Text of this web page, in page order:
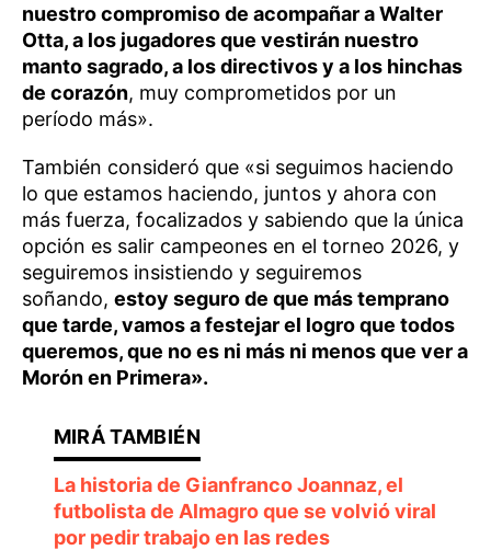
nuestro compromiso de acompañar a Walter
Otta, a los jugadores que vestirán nuestro
manto sagrado, a los directivos y a los hinchas
de corazón, muy comprometidos por un
período más».
También consideró que «si seguimos haciendo
lo que estamos haciendo, juntos y ahora con
más fuerza, focalizados y sabiendo que la única
opción es salir campeones en el torneo 2026, y
seguiremos insistiendo y seguiremos
soñando, estoy seguro de que más temprano
que tarde, vamos a festejar el logro que todos
queremos, que no es ni más ni menos que ver a
Morón en Primera».
La historia de Gianfranco Joannaz, el
futbolista de Almagro que se volvió viral
por pedir trabajo en las redes